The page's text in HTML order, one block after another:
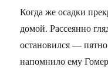
Когда же осадки
домой. Рассеянно
остановился —
напомнило ему